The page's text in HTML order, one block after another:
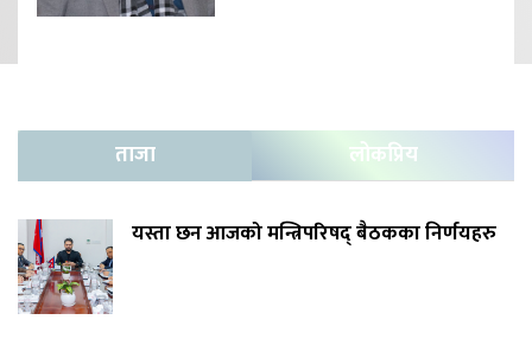
ताजा लोकप्रिय
यस्ता छन आजको मन्त्रिपरिषद् बैठकका निर्णयहरु